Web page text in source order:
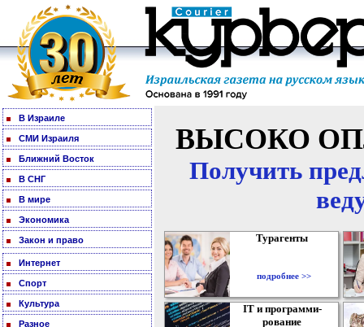
В Израиле
СМИ Израиля
Ближний Восток
В СНГ
В мире
Экономика
Закон и право
Интернет
Спорт
Культура
Разное
ВЫСОКО
Получить
Турагенты
подробнее >>
IT и программи-
рование